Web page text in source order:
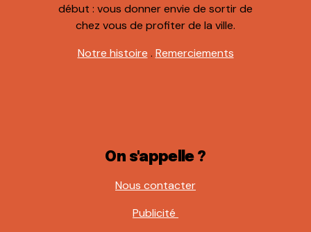
début : vous donner envie de sortir de
chez vous de profiter de la ville.
Notre histoire . Remerciements
On s'appelle ?
Nous contacter
Publicité